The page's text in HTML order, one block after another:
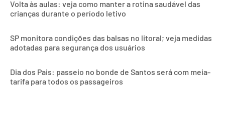
Volta às aulas: veja como manter a rotina saudável das
crianças durante o período letivo
SP monitora condições das balsas no litoral; veja medidas
adotadas para segurança dos usuários
Dia dos Pais: passeio no bonde de Santos será com meia-
tarifa para todos os passageiros